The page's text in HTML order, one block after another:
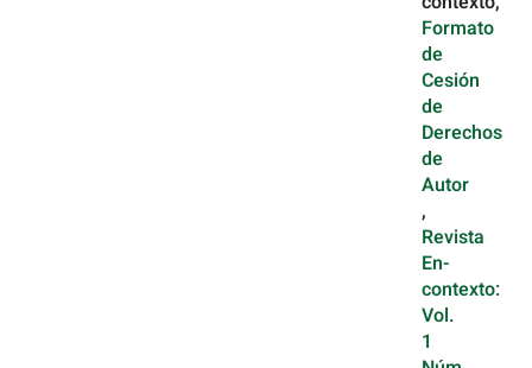
Formato
de
Cesión
de
Derechos
de
Autor
,
Revista
En-
contexto:
Vol.
1